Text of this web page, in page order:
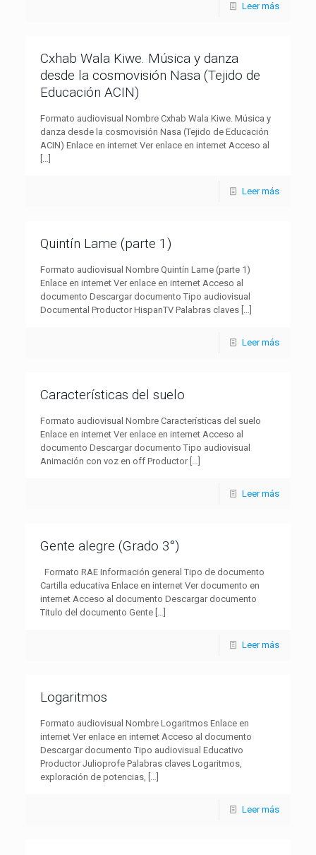
Leer más
Cxhab Wala Kiwe. Música y danza
desde la cosmovisión Nasa (Tejido de
Educación ACIN)
Formato audiovisual Nombre Cxhab Wala Kiwe. Música y
danza desde la cosmovisión Nasa (Tejido de Educación
ACIN) Enlace en internet Ver enlace en internet Acceso al
[…]
Leer más
Quintín Lame (parte 1)
Formato audiovisual Nombre Quintín Lame (parte 1)
Enlace en internet Ver enlace en internet Acceso al
documento Descargar documento Tipo audiovisual
Documental Productor HispanTV Palabras claves […]
Leer más
Características del suelo
Formato audiovisual Nombre Características del suelo
Enlace en internet Ver enlace en internet Acceso al
documento Descargar documento Tipo audiovisual
Animación con voz en off Productor[…]
Leer más
Gente alegre (Grado 3°)
Formato RAE Información general Tipo de documento
Cartilla educativa Enlace en internet Ver documento en
internet Acceso al documento Descargar documento
Titulo del documento Gente […]
Leer más
Logaritmos
Formato audiovisual Nombre Logaritmos Enlace en
internet Ver enlace en internet Acceso al documento
Descargar documento Tipo audiovisual Educativo
Productor Julioprofe Palabras claves Logaritmos,
exploración de potencias, […]
Leer más